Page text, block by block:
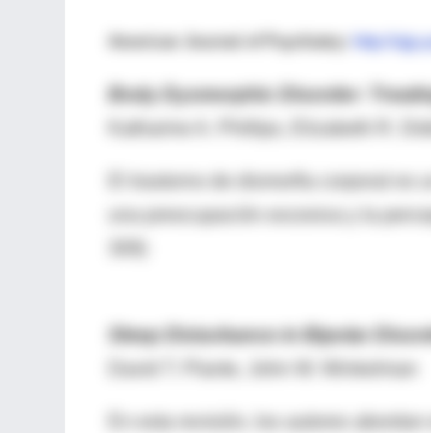
American Journal of Psychiatry: http://
Body Dysmorphic Disorder:
una preocupación excesiva y la
Sleep Disturbance in Bipolar